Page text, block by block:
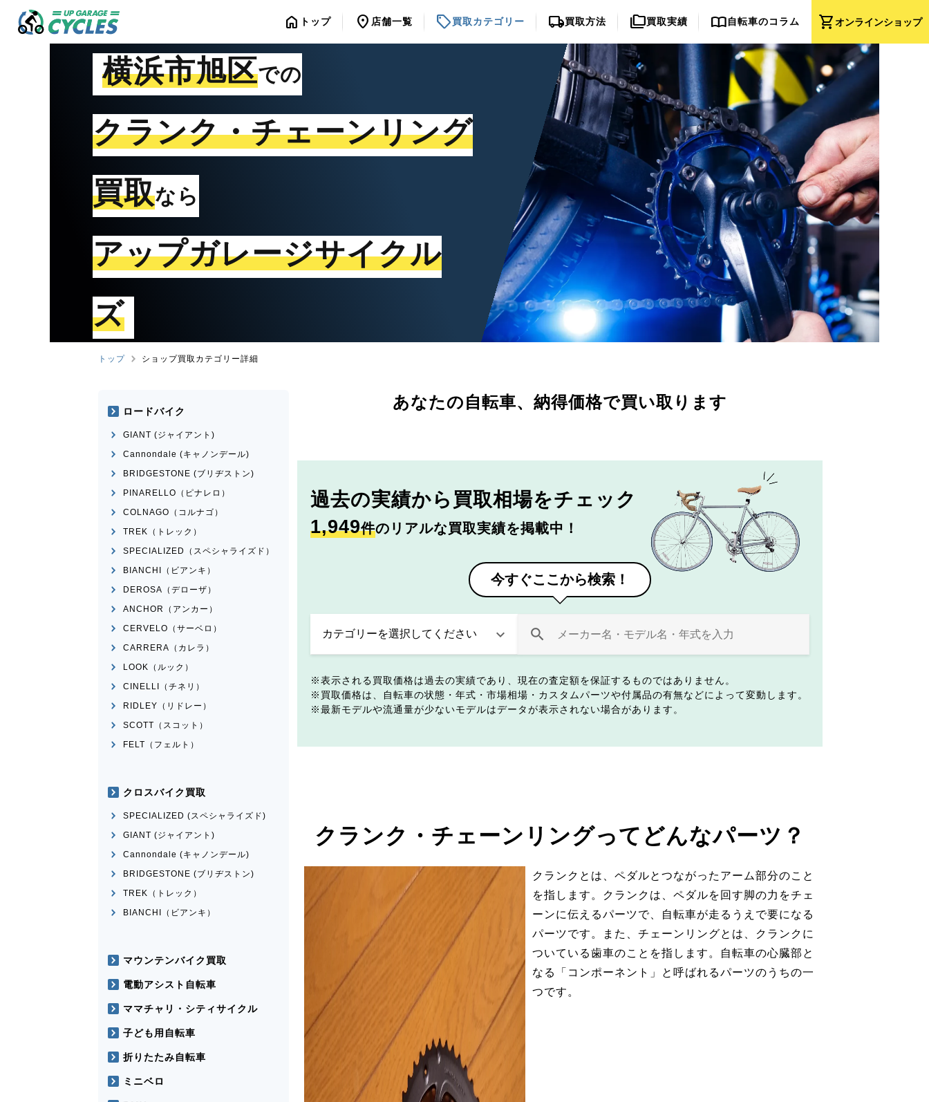
shopping_cartオンラインショップ
home トップ location_on 店舗一覧 sell買取カテゴリー local_shipping買取方法 folder_copy買取実績 import_contacts自転車のコラム
横浜市旭区での
クランク・チェーンリング
買取なら
アップガレージサイクル
ズ
トップ ショップ買取カテゴリー詳細
あなたの自転車、 納得価格で買い取ります
過去の実績から 買取相場をチェック
1,949件のリアルな買取実績を掲載中！
今すぐここから検索！
表示される買取価格は過去の実績であり、現在の査定額を保証するものではありません。
買取価格は、自転車の状態・年式・市場相場・カスタムパーツや付属品の有無などによって変動します。
最新モデルや流通量が少ないモデルはデータが表示されない場合があります。
クランク・チェーンリングってどんなパーツ？
クランクとは、ペダルとつながったアーム部分のこと
を指します。クランクは、ペダルを回す脚の力をチェ
ーンに伝えるパーツで、自転車が走るうえで要になる
パーツです。また、チェーンリングとは、クランクに
ついている歯車のことを指します。自転車の心臓部と
なる「コンポーネント」と呼ばれるパーツのうちの一
つです。
ロードバイク
GIANT (ジャイアント)
Cannondale (キャノンデール)
BRIDGESTONE (ブリヂストン)
PINARELLO（ピナレロ）
COLNAGO（コルナゴ）
TREK（トレック）
SPECIALIZED（スペシャライズド）
BIANCHI（ビアンキ）
DEROSA（デローザ）
ANCHOR（アンカー）
CERVELO（サーベロ）
CARRERA（カレラ）
LOOK（ルック）
CINELLI（チネリ）
RIDLEY（リドレー）
SCOTT（スコット）
FELT（フェルト）
クロスバイク買取
SPECIALIZED (スペシャライズド)
GIANT (ジャイアント)
Cannondale (キャノンデール)
BRIDGESTONE (ブリヂストン)
TREK（トレック）
BIANCHI（ビアンキ）
マウンテンバイク買取
電動アシスト自転車
ママチャリ・シティサイクル
子ども用自転車
折りたたみ自転車
ミニベロ